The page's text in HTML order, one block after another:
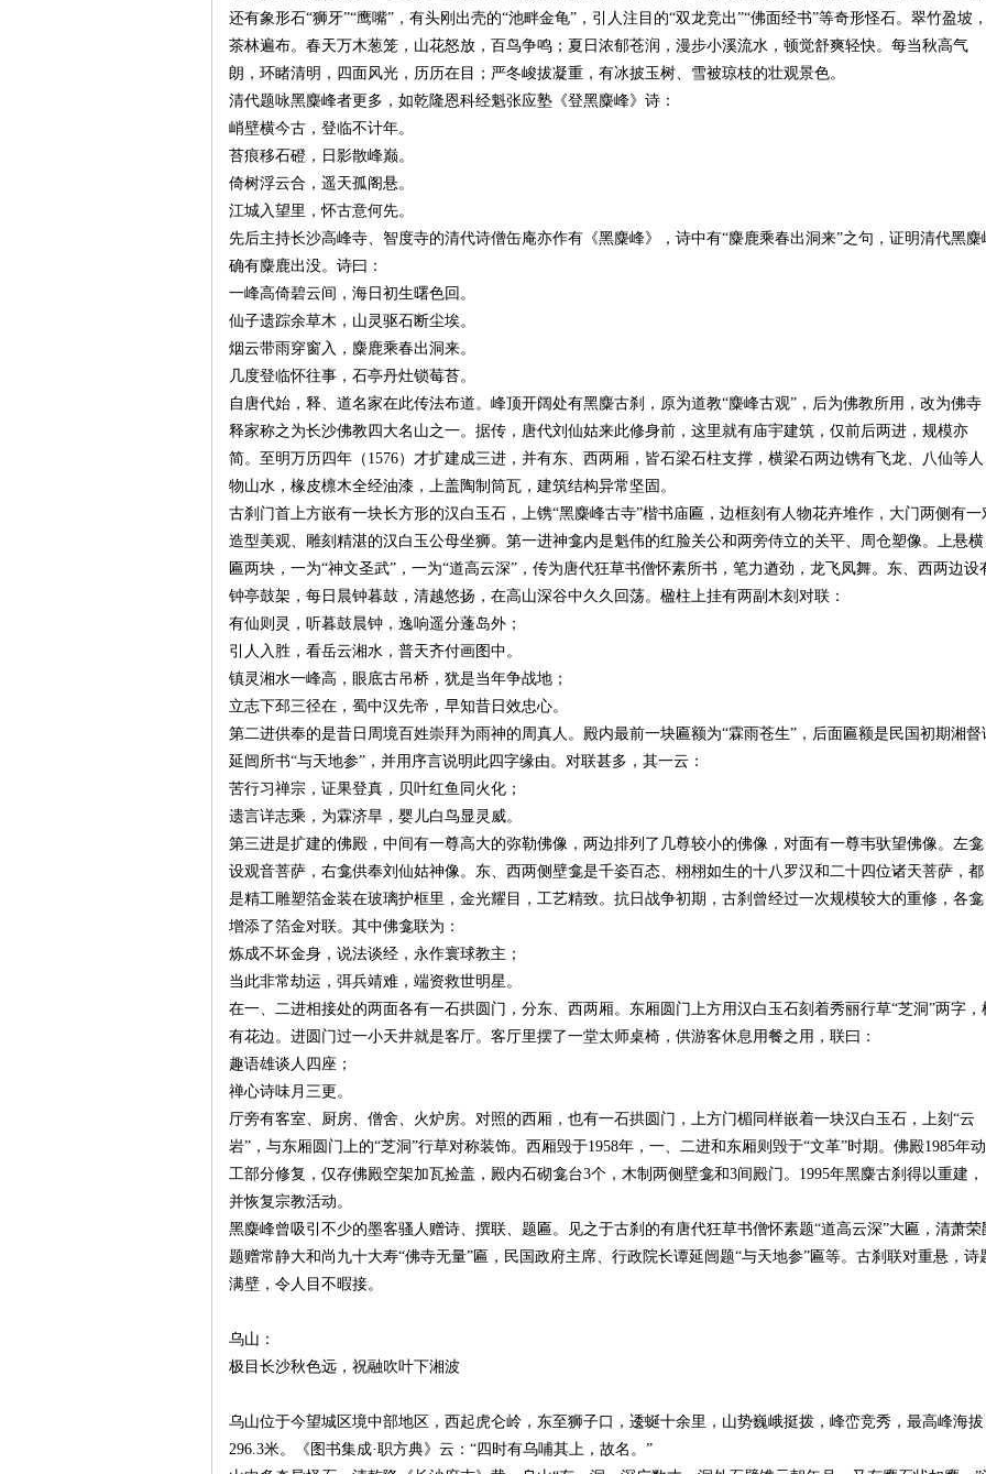
还有象形石“狮牙”“鹰嘴”，有头刚出壳的“池畔金龟”，引人注目的“双龙竞出”“佛面经书”等奇形怪石。翠竹盈坡
茶林遍布。春天万木葱笼，山花怒放，百鸟争鸣；夏日浓郁苍润，漫步小溪流水，顿觉舒爽轻快。每当秋高气
朗，环睹清明，四面风光，历历在目；严冬峻拔凝重，有冰披玉树、雪被琼枝的壮观景色。
清代题咏黑麋峰者更多，如乾隆恩科经魁张应塾《登黑麋峰》诗：
峭壁横今古，登临不计年。
苔痕移石磴，日影散峰巅。
倚树浮云合，遥天孤阁悬。
江城入望里，怀古意何先。
先后主持长沙高峰寺、智度寺的清代诗僧缶庵亦作有《黑麋峰》，诗中有“麋鹿乘春出洞来”之句，证明清代黑麋
确有麋鹿出没。诗曰：
一峰高倚碧云间，海日初生曙色回。
仙子遗踪余草木，山灵驱石断尘埃。
烟云带雨穿窗入，麋鹿乘春出洞来。
几度登临怀往事，石亭丹灶锁莓苔。
自唐代始，释、道名家在此传法布道。峰顶开阔处有黑麋古刹，原为道教“麋峰古观”，后为佛教所用，改为佛寺
释家称之为长沙佛教四大名山之一。据传，唐代刘仙姑来此修身前，这里就有庙宇建筑，仅前后两进，规模亦
简。至明万历四年（1576）才扩建成三进，并有东、西两厢，皆石梁石柱支撑，横梁石两边镌有飞龙、八仙等人
物山水，椽皮檩木全经油漆，上盖陶制筒瓦，建筑结构异常坚固。
古刹门首上方嵌有一块长方形的汉白玉石，上镌“黑麋峰古寺”楷书庙匾，边框刻有人物花卉堆作，大门两侧有一
造型美观、雕刻精湛的汉白玉公母坐狮。第一进神龛内是魁伟的红脸关公和两旁侍立的关平、周仓塑像。上悬横
匾两块，一为“神文圣武”，一为“道高云深”，传为唐代狂草书僧怀素所书，笔力遒劲，龙飞凤舞。东、西两边设
钟亭鼓架，每日晨钟暮鼓，清越悠扬，在高山深谷中久久回荡。楹柱上挂有两副木刻对联：
有仙则灵，听暮鼓晨钟，逸响遥分蓬岛外；
引人入胜，看岳云湘水，普天齐付画图中。
镇灵湘水一峰高，眼底古吊桥，犹是当年争战地；
立志下邳三径在，蜀中汉先帝，早知昔日效忠心。
第二进供奉的是昔日周境百姓崇拜为雨神的周真人。殿内最前一块匾额为“霖雨苍生”，后面匾额是民国初期湘督
延闿所书“与天地参”，并用序言说明此四字缘由。对联甚多，其一云：
苦行习禅宗，证果登真，贝叶红鱼同火化；
遗言详志乘，为霖济旱，婴儿白鸟显灵威。
第三进是扩建的佛殿，中间有一尊高大的弥勒佛像，两边排列了几尊较小的佛像，对面有一尊韦驮望佛像。左龛
设观音菩萨，右龛供奉刘仙姑神像。东、西两侧壁龛是千姿百态、栩栩如生的十八罗汉和二十四位诸天菩萨，都
是精工雕塑箔金装在玻璃护框里，金光耀目，工艺精致。抗日战争初期，古刹曾经过一次规模较大的重修，各龛
增添了箔金对联。其中佛龛联为：
炼成不坏金身，说法谈经，永作寰球教主；
当此非常劫运，弭兵靖难，端资救世明星。
在一、二进相接处的两面各有一石拱圆门，分东、西两厢。东厢圆门上方用汉白玉石刻着秀丽行草“芝洞”两字，
有花边。进圆门过一小天井就是客厅。客厅里摆了一堂太师桌椅，供游客休息用餐之用，联曰：
趣语雄谈人四座；
禅心诗味月三更。
厅旁有客室、厨房、僧舍、火炉房。对照的西厢，也有一石拱圆门，上方门楣同样嵌着一块汉白玉石，上刻“云
岩”，与东厢圆门上的“芝洞”行草对称装饰。西厢毁于1958年，一、二进和东厢则毁于“文革”时期。佛殿1985年动
工部分修复，仅存佛殿空架加瓦捡盖，殿内石砌龛台3个，木制两侧壁龛和3间殿门。1995年黑麋古刹得以重建，
并恢复宗教活动。
黑麋峰曾吸引不少的墨客骚人赠诗、撰联、题匾。见之于古刹的有唐代狂草书僧怀素题“道高云深”大匾，清萧荣
题赠常静大和尚九十大寿“佛寺无量”匾，民国政府主席、行政院长谭延闿题“与天地参”匾等。古刹联对重悬，诗
满壁，令人目不暇接。
乌山：
极目长沙秋色远，祝融吹叶下湘波
乌山位于今望城区境中部地区，西起虎仑岭，东至狮子口，逶蜒十余里，山势巍峨挺拨，峰峦竞秀，最高峰海拔
296.3米。《图书集成·职方典》云：“四时有乌哺其上，故名。”